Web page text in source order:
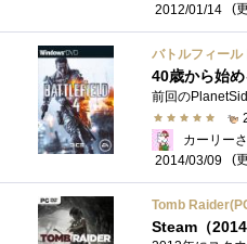
2012/01/14
(
40歳から始
カーリー
2014/03/09
(
Tomb
Steam（2014